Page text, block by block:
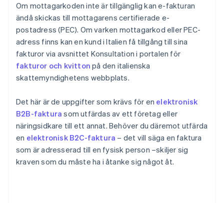
Om mottagarkoden inte är tillgänglig kan e-fakturan
ändå skickas till mottagarens certifierade e-
postadress (PEC). Om varken mottagarkod eller PEC-
adress finns kan en kund i Italien få tillgång till sina
fakturor via avsnittet Konsultation i portalen för
fakturor och kvitton på den italienska
skattemyndighetens webbplats.
Det här är de uppgifter som krävs för en elektronisk
B2B-faktura som utfärdas av ett företag eller
näringsidkare till ett annat. Behöver du däremot utfärda
en elektronisk B2C-faktura – det vill säga en faktura
som är adresserad till en fysisk person –skiljer sig
kraven som du måste ha i åtanke sig något åt.